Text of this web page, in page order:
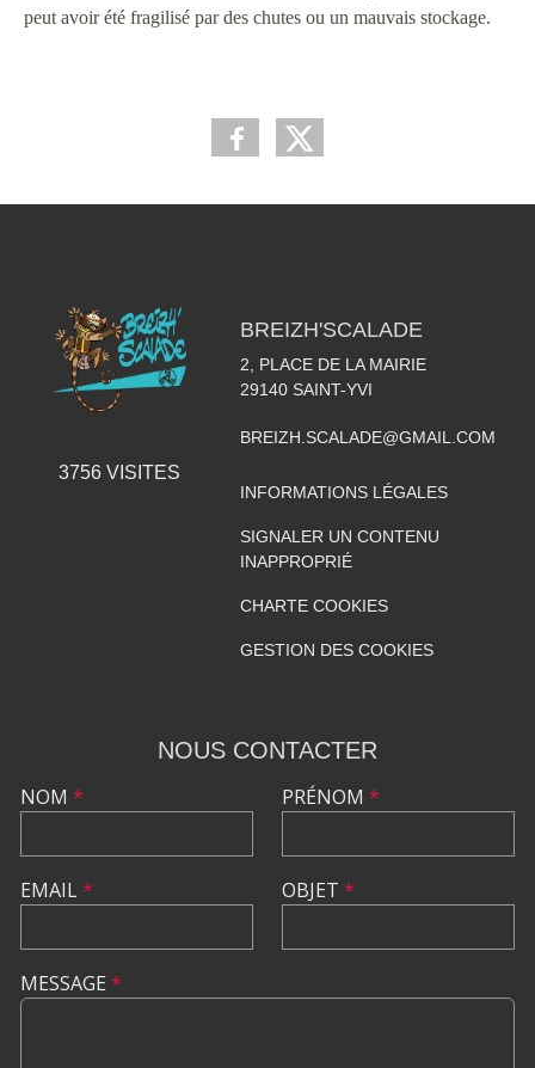
peut avoir été fragilisé par des chutes ou un mauvais stockage.
3756 VISITES
BREIZH'SCALADE
2, PLACE DE LA MAIRIE
29140 SAINT-YVI
BREIZH.SCALADE@GMAIL.COM
INFORMATIONS LÉGALES
SIGNALER UN CONTENU
INAPPROPRIÉ
CHARTE COOKIES
GESTION DES COOKIES
NOUS CONTACTER
NOM *
EMAIL*
PRÉNOM *
OBJET *
MESSAGE *